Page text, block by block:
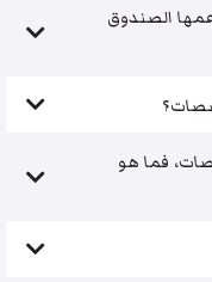
الصندوق
فما هو